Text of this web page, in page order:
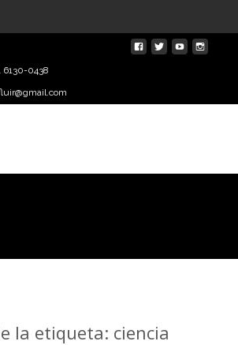
6130-0438
la etiqueta: ciencia